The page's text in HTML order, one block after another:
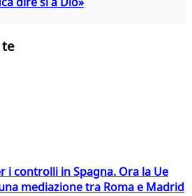
i controlli in Spagna. Ora la Ue
mediazione tra Roma e Madrid